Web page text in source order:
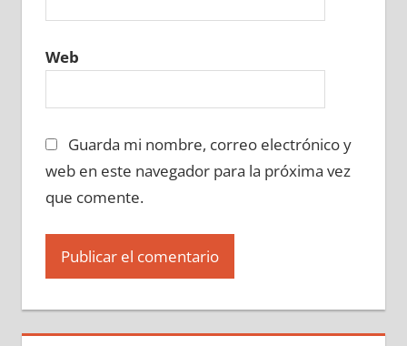
Web
Guarda mi nombre, correo electrónico y
web en este navegador para la próxima vez
que comente.